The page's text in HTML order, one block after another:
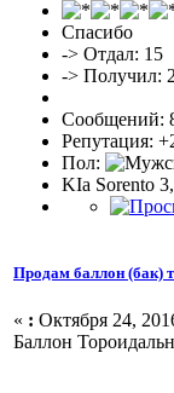
Спасибо
-> Отдал: 15
-> Получил:
Сообщений:
Репутация:
Пол:
KIa Sorento
Продам баллон (бак)
« : Октября 24,
Баллон